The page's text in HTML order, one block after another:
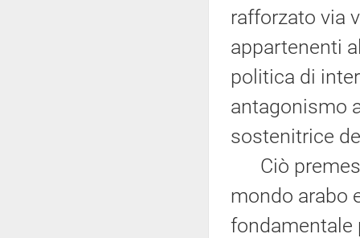
rafforzato via
appartenenti
politica di
antagonismo
sostenitrice
Ciò
mondo arabo
fondamentale